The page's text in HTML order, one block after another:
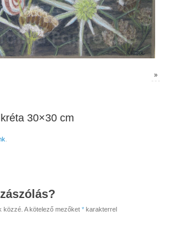
»
30×30 cm
közzé. A kötelező mezőket *karakterrel